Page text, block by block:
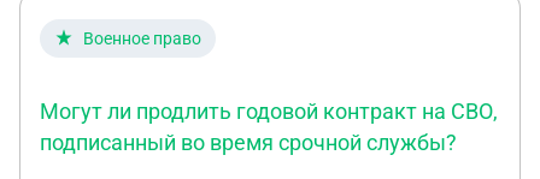
комиссию ,так как был здоров .И умер от этой
холодных укрытиях которые они копали.
Военное право
Могут ли продлить годовой контракт на СВО,
подписанный во время срочной службы?